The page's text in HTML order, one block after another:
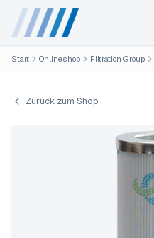
Start Onlineshop Filtration Group
Zurück zum Shop